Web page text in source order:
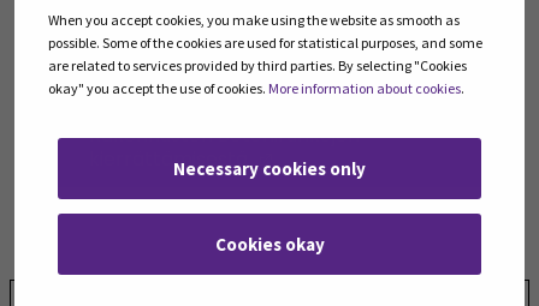
When you accept cookies, you make using the website as smooth as
possible. Some of the cookies are used for statistical purposes, and some
are related to services provided by third parties. By selecting "Cookies
okay" you accept the use of cookies. More information about cookies.
Necessary cookies only
Cookies okay
(expandability) ja purettavuus (disassembly). Näihin
tavoitteisiin päästään noudattaen seuraavia
suunnittelustrategioita:
Rakennusten Betonirunkojen
kierrättämisestä
(Opens in a new window)